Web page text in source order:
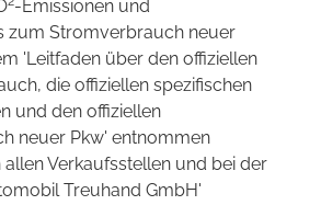
-Emissionen und
zum Stromverbrauch neuer
'Leitfaden über den offiziellen
die offiziellen spezifischen
und den offiziellen
neuer Pkw' entnommen
Verkaufsstellen und bei der
Treuhand GmbH'